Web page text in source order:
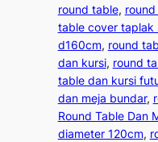
round table,
table cover taplak
d160cm, round
dan kursi, round
table dan kursi
dan meja bundar,
Round Table Dan
diameter 120cm,